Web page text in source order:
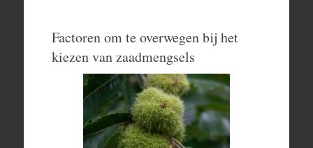
Factoren om te overwegen bij het
kiezen van zaadmengsels